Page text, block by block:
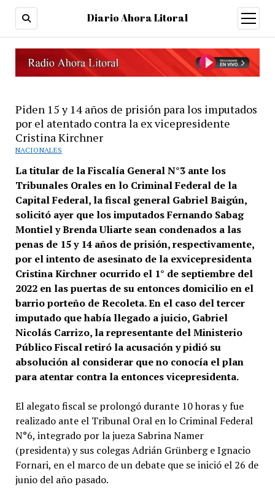
Diario Ahora Litoral
open
menu
Piden 15 y 14 años de prisión para los imputados
por el atentado contra la ex vicepresidente
Cristina Kirchner
NACIONALES
La titular de la Fiscalía General N°3 ante los
Tribunales Orales en lo Criminal Federal de la
Capital Federal, la fiscal general Gabriel Baigún,
solicitó ayer que los imputados Fernando Sabag
Montiel y Brenda Uliarte sean condenados a las
penas de 15 y 14 años de prisión, respectivamente,
por el intento de asesinato de la exvicepresidenta
Cristina Kirchner ocurrido el 1° de septiembre del
2022 en las puertas de su entonces domicilio en el
barrio porteño de Recoleta. En el caso del tercer
imputado que había llegado a juicio, Gabriel
Nicolás Carrizo, la representante del Ministerio
Público Fiscal retiró la acusación y pidió su
absolución al considerar que no conocía el plan
para atentar contra la entonces vicepresidenta.
El alegato fiscal se prolongó durante 10 horas y fue
realizado ante el Tribunal Oral en lo Criminal Federal
N°6, integrado por la jueza Sabrina Namer
(presidenta) y sus colegas Adrián Grünberg e Ignacio
Fornari, en el marco de un debate que se inició el 26 de
junio del año pasado.